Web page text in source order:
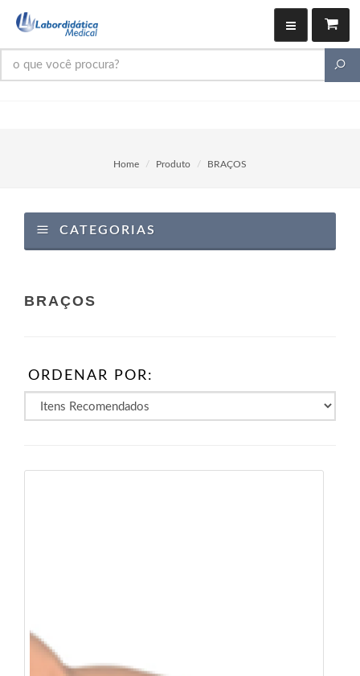
Home Produto BRAÇOS
CATEGORIAS
BRAÇOS
ORDENAR POR: